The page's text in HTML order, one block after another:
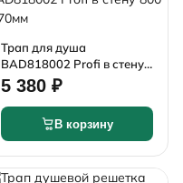
Трап для душа
BAD818002 Profi в стену
800 х 70мм
5 380 ₽
В корзину